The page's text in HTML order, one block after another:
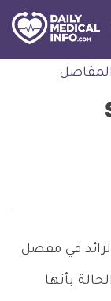
طبية
في مفصل
بأنها